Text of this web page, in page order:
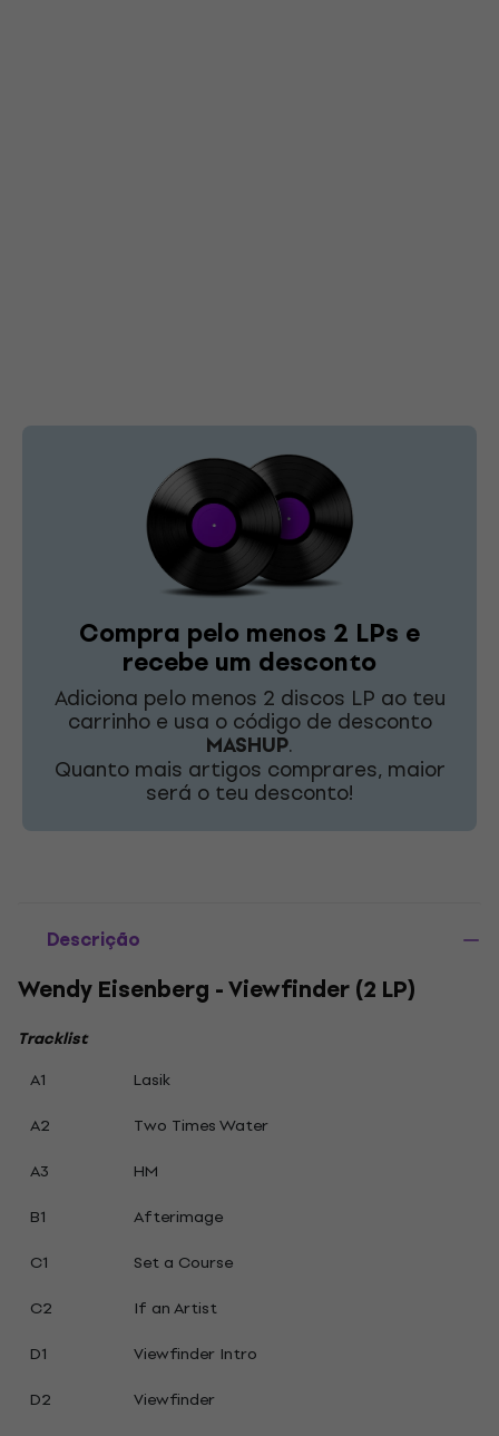
Compra pelo menos 2 LPs e
recebe um desconto
Adiciona pelo menos 2 discos LP ao teu
carrinho e usa o código de desconto
MASHUP.
Quanto mais artigos comprares, maior
será o teu desconto!
Descrição
Wendy Eisenberg - Viewfinder (2 LP)
Tracklist
A1
Lasik
A2
Two Times Water
A3
HM
B1
Afterimage
C1
Set a Course
C2
If an Artist
D1
Viewfinder Intro
D2
Viewfinder